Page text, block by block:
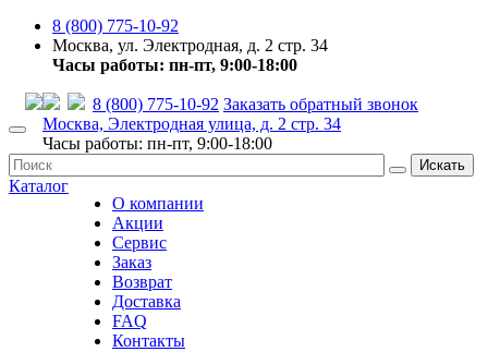
8 (800) 775-10-92
Москва, ул. Электродная, д. 2 стр. 34
Часы работы: пн-пт, 9:00-18:00
8 (800) 775-10-92 Заказать обратный звонок
Москва, Электродная улица, д. 2 стр. 34
Часы работы: пн-пт, 9:00-18:00
Искать
Каталог
О компании
Акции
Сервис
Заказ
Возврат
Доставка
FAQ
Контакты